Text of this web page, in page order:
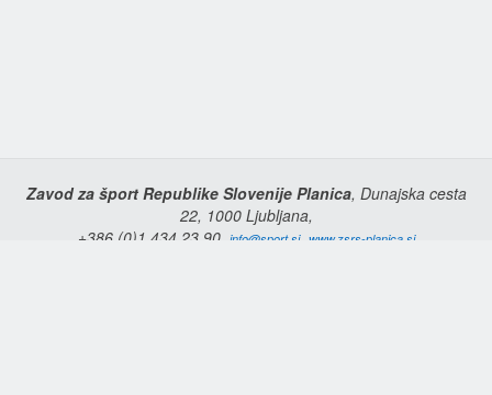
Zavod za šport Republike Slovenije Planica, Dunajska cesta
22, 1000 Ljubljana,
+386 (0)1 434 23 90, info@sport.si, www.zsrs-planica.si